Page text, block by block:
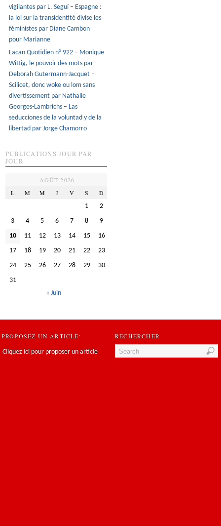
vigilantes par L. Seguí – Espagne :
la loi sur la transidentité divise les
féministes par Diane Cambon
pour Marianne
Lacan Quotidien n° 922 – Monique
Wittig, le pouvoir des mots par
Deborah Gutermann-Jacquet –
Scilicet, donc woke ou lom sans
divertissement par Nathalie
Georges-Lambrichs – Las
seducciones de la voluntad y de la
libertad par Jorge Chamorro
PUBLICATIONS JOUR PAR
JOUR
AOÛT 2026
L
M M J V S D
1
2
3
4 5 6 7 8
9
10
11 12 13 14 15
16
17
18 19 20 21 22
23
24
25 26 27 28 29
30
31
« Juin
PROPOSEZ UN ARTICLE:
Cliquez ici pour proposer un article
RECHERCHER